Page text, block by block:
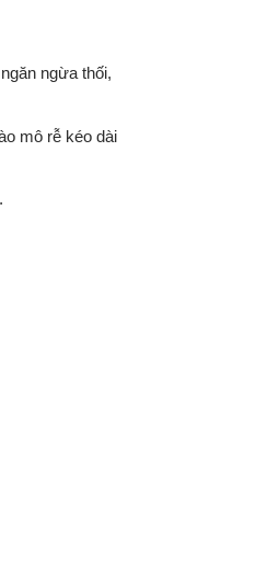
ngừa thối,
mô rễ kéo dài